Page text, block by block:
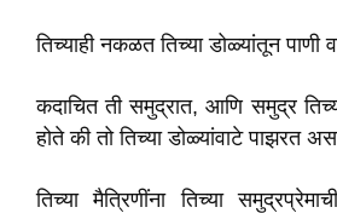
तिच्याही नकळत तिच्या डोळ्यांतून पाणी
कदाचित ती समुद्रात, आणि समुद्र
होते की तो तिच्या डोळ्यांवाटे पाझरत
तिच्या मैत्रिणींना तिच्या